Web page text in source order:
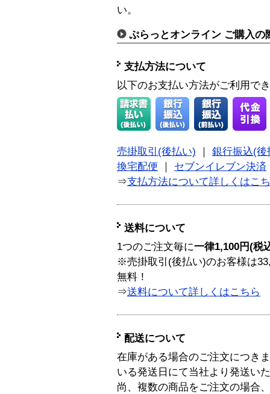
い。
ぷらっとオンライン ご購入の
支払方法について
以下のお支払い方法がご利用で
売掛取引(後払い)
銀行振込(後
換宅配便
セブンイレブン決済
⇒支払方法について詳しくはこ
送料について
1つのご注文毎に一律1,100円(税
※売掛取引(後払い)のお客様は
無料！
⇒送料について詳しくはこちら
配送について
在庫がある場合のご注文につき
いる発送日にて当社より発送い
尚、複数の商品をご注文の場合